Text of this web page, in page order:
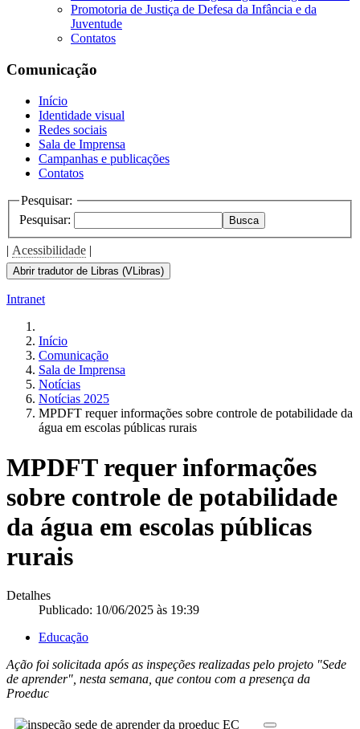
Promotoria de Justiça de Defesa da Infância e da
Juventude
Contatos
Comunicação
Início
Identidade visual
Redes sociais
Sala de Imprensa
Campanhas e publicações
Contatos
Pesquisar:
Pesquisar:
Busca
| Acessibilidade |
Abrir tradutor de Libras (VLibras)
Intranet
Início
Comunicação
Sala de Imprensa
Notícias
Notícias 2025
MPDFT requer informações sobre controle de potabilidade da
água em escolas públicas rurais
MPDFT requer informações
sobre controle de potabilidade
da água em escolas públicas
rurais
Detalhes
Publicado: 10/06/2025 às 19:39
Educação
Ação foi solicitada após as inspeções realizadas pelo projeto "Sede
de aprender", nesta semana, que contou com a presença da
Proeduc